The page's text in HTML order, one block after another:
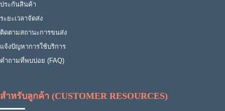
ประกันสินค้า
ระยะเวลาจัดส่ง
ติดตามสถานะการขนส่ง
แจ้งปัญหาการใช้บริการ
คำถามที่พบบ่อย (FAQ)
สำหรับลูกค้า (CUSTOMER RESOURCES)